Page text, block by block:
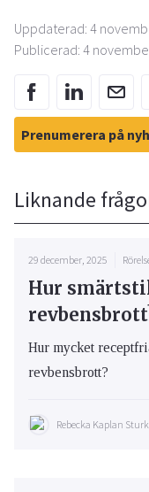
Uppdaterad: 4
Publicerad: 4
Prenumerera på
Liknande
29 december, 2025
Hur
Hur mycket
revbensbrott?
Rebecka Kaplan Sturk